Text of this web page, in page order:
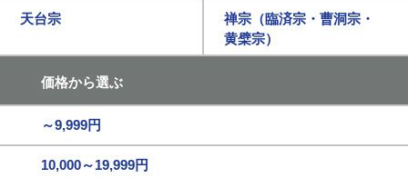
天台宗
禅宗（臨済宗・曹洞宗・
黄檗宗）
価格から選ぶ
～9,999円
10,000～19,999円